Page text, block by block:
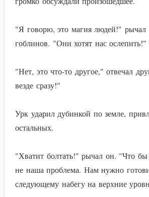
"Я говорю, это магия людей!" рычал
гоблинов. "Они хотят нас ослепить!"
"Нет, это что-то другое," отвечал
везде сразу!"
Урк ударил дубинкой по земле,
остальных.
"Хватит болтать!" рычал он. "Что
не наша проблема. Нам нужно
следующему набегу на верхние